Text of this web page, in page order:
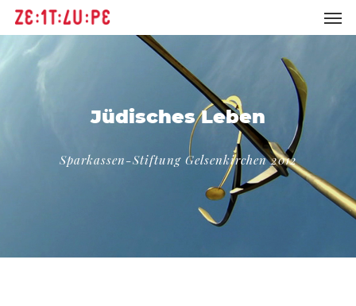
Jüdisches Leben
Sparkassen-Stiftung Gelsenkirchen 2012